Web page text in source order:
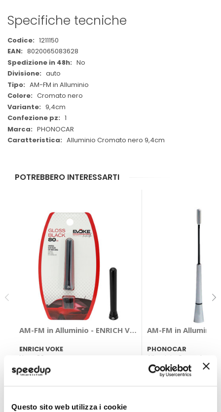
Questo sito web utilizza i cookie
Specifiche tecniche
Maggiori
Informazioni
1211150
8020065083628
No
auto
AM-FM in Alluminio
Cromato nero
9,4cm
1
PHONOCAR
Alluminio Cromato nero 9,4cm
POTREBBERO INTERESSARTI
AM-FM in Alluminio - ENRICH VOKE
ENRICH VOKE
Nero 80mm
13,85 €
CONSEGNA IN 48H
AM-FM in Alluminio
PHONOCAR
Alluminio Cromato
13,85 €